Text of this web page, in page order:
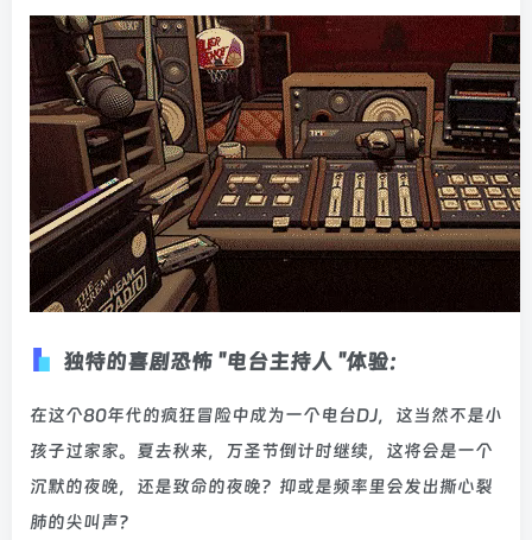
独特的喜剧恐怖 "电台主持人 "体验：
在这个80年代的疯狂冒险中成为一个电台DJ，这当然不是小
孩子过家家。夏去秋来，万圣节倒计时继续，这将会是一个
沉默的夜晚，还是致命的夜晚？抑或是频率里会发出撕心裂
肺的尖叫声？